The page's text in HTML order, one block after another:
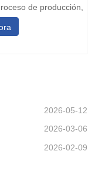
de producción,
la materia
tejido, y
forma de tira.
tecnología...
2026-05-12
2026-03-06
2026-02-09